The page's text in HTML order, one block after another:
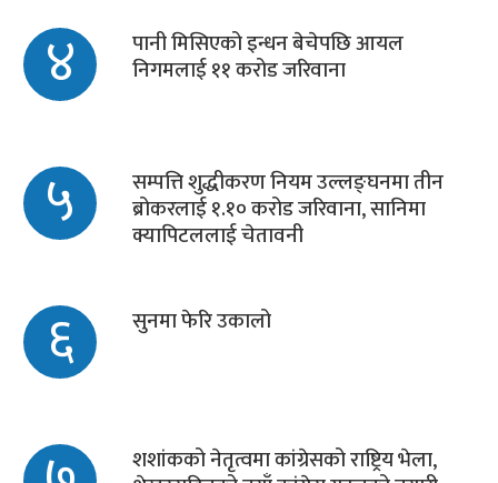
४ पानी मिसिएको इन्धन बेचेपछि आयल
निगमलाई ११ करोड जरिवाना
५ सम्पत्ति शुद्धीकरण नियम उल्लङ्घनमा तीन
ब्रोकरलाई १.१० करोड जरिवाना, सानिमा
क्यापिटललाई चेतावनी
६ सुनमा फेरि उकालो
शशांकको नेतृत्वमा कांग्रेसको राष्ट्रिय भेला,